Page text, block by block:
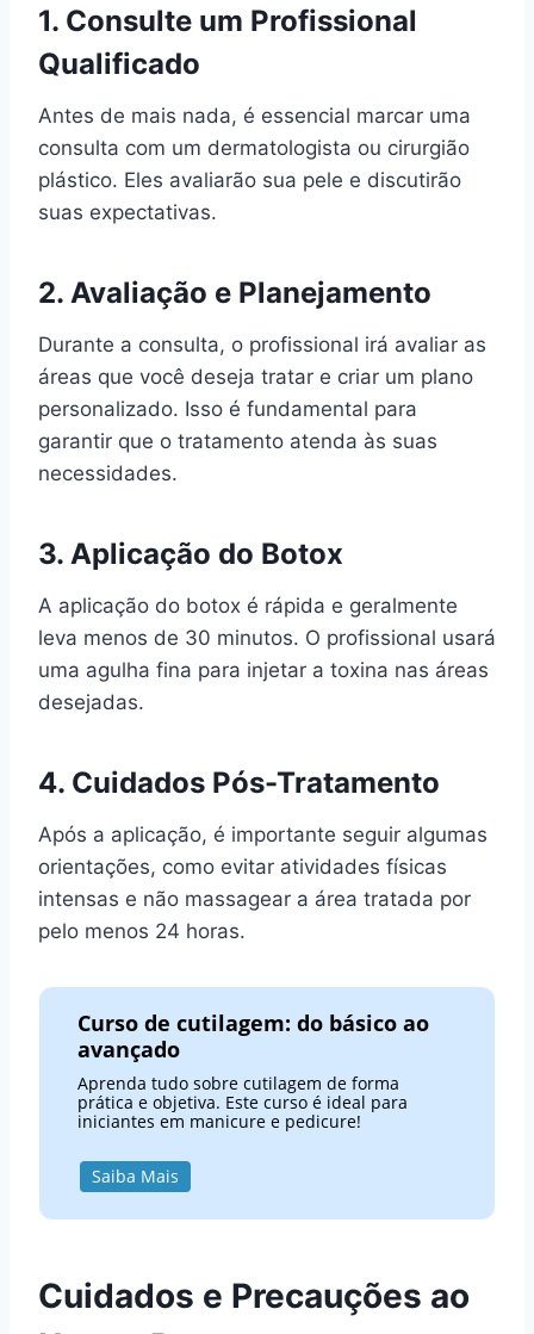
1. Consulte um Profissional
Qualificado
Antes de mais nada, é essencial marcar uma
consulta com um dermatologista ou cirurgião
plástico. Eles avaliarão sua pele e discutirão
suas expectativas.
2. Avaliação e Planejamento
Durante a consulta, o profissional irá avaliar as
áreas que você deseja tratar e criar um plano
personalizado. Isso é fundamental para
garantir que o tratamento atenda às suas
necessidades.
3. Aplicação do Botox
A aplicação do botox é rápida e geralmente
leva menos de 30 minutos. O profissional usará
uma agulha fina para injetar a toxina nas áreas
desejadas.
4. Cuidados Pós-Tratamento
Após a aplicação, é importante seguir algumas
orientações, como evitar atividades físicas
intensas e não massagear a área tratada por
pelo menos 24 horas.
Curso de cutilagem: do básico ao
avançado
Aprenda tudo sobre cutilagem de forma
prática e objetiva. Este curso é ideal para
iniciantes em manicure e pedicure!
Saiba Mais
Cuidados e Precauções ao